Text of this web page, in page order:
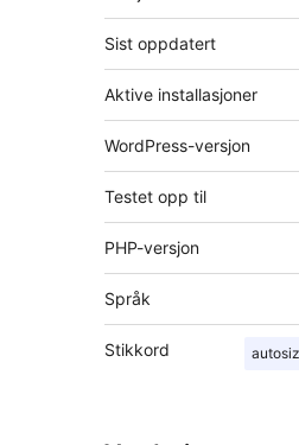
Sist oppdatert
Aktive installasjoner
WordPress-versjon
Testet opp til
PHP-versjon
Språk
Stikkord